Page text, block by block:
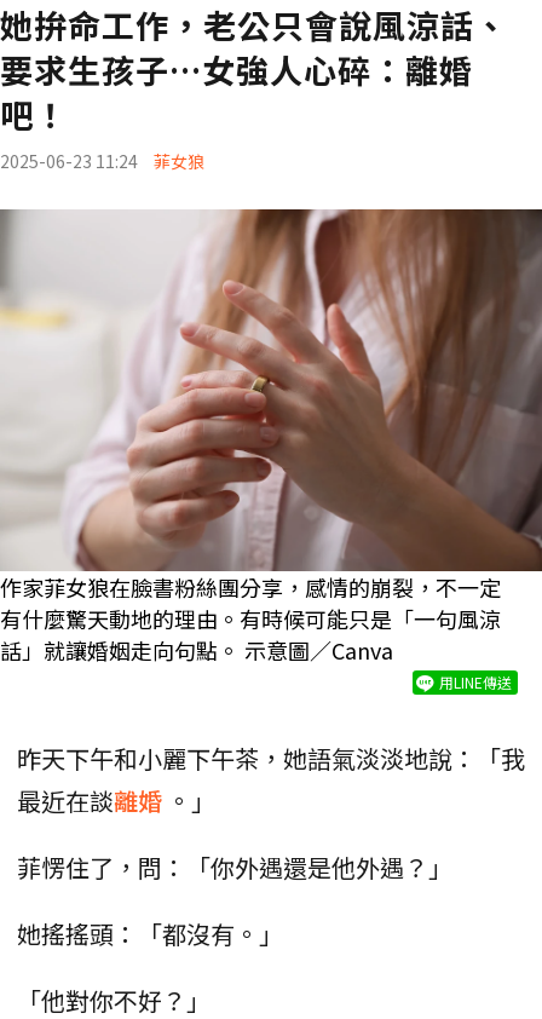
她拚命工作，老公只會說風涼話、
要求生孩子…女強人心碎：離婚
吧！
2025-06-23 11:24 菲女狼
作家菲女狼在臉書粉絲團分享，感情的崩裂，不一定
有什麼驚天動地的理由。有時候可能只是「一句風涼
話」就讓婚姻走向句點。 示意圖／Canva
用LINE傳送
昨天下午和小麗下午茶，她語氣淡淡地說：「我
最近在談離婚 。」
菲愣住了，問：「你外遇還是他外遇？」
她搖搖頭：「都沒有。」
「他對你不好？」